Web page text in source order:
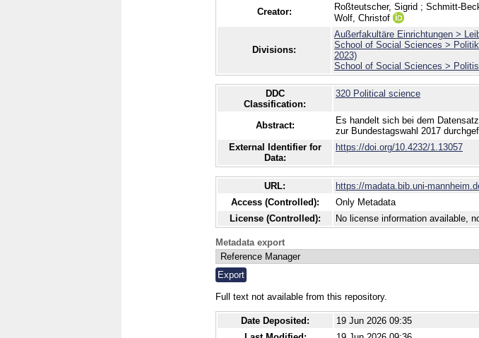
Creator: Roßteutscher, Sigrid ; Schmitt-
Wolf, Christof
Divisions:
Außerfakultäre Einrichtungen >
School of Social Sciences >
2023)
School of Social Sciences >
DDC
Classification:
320 Political science
Abstract:
Es handelt sich bei dem
zur Bundestagswahl 2017
External Identifier for
Data:
https://doi.org/10.4232/1.13057
URL:
https://madata.bib.uni-
Access (Controlled):
Only Metadata
License (Controlled):
No license information available,
Metadata export
Full text not available from this repository.
Date Deposited:
19 Jun 2026 09:35